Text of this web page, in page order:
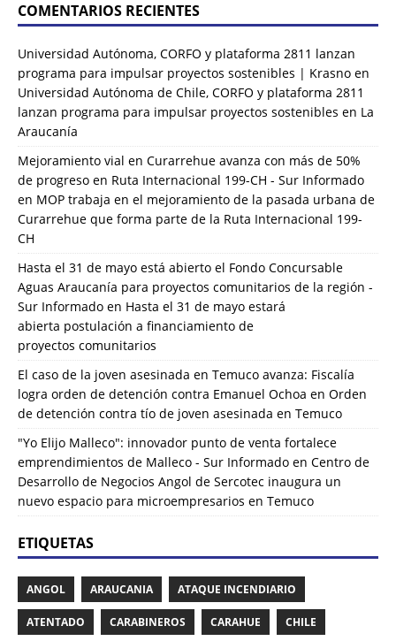
COMENTARIOS RECIENTES
Universidad Autónoma, CORFO y plataforma 2811 lanzan
programa para impulsar proyectos sostenibles | Krasno en
Universidad Autónoma de Chile, CORFO y plataforma 2811
lanzan programa para impulsar proyectos sostenibles en La
Araucanía
Mejoramiento vial en Curarrehue avanza con más de 50%
de progreso en Ruta Internacional 199-CH - Sur Informado
en MOP trabaja en el mejoramiento de la pasada urbana de
Curarrehue que forma parte de la Ruta Internacional 199-
CH
Hasta el 31 de mayo está abierto el Fondo Concursable
Aguas Araucanía para proyectos comunitarios de la región -
Sur Informado en Hasta el 31 de mayo estará
abierta postulación a financiamiento de
proyectos comunitarios
El caso de la joven asesinada en Temuco avanza: Fiscalía
logra orden de detención contra Emanuel Ochoa en Orden
de detención contra tío de joven asesinada en Temuco
"Yo Elijo Malleco": innovador punto de venta fortalece
emprendimientos de Malleco - Sur Informado en Centro de
Desarrollo de Negocios Angol de Sercotec inaugura un
nuevo espacio para microempresarios en Temuco
ETIQUETAS
ANGOL ARAUCANIA ATAQUE INCENDIARIO
ATENTADO CARABINEROS CARAHUE CHILE